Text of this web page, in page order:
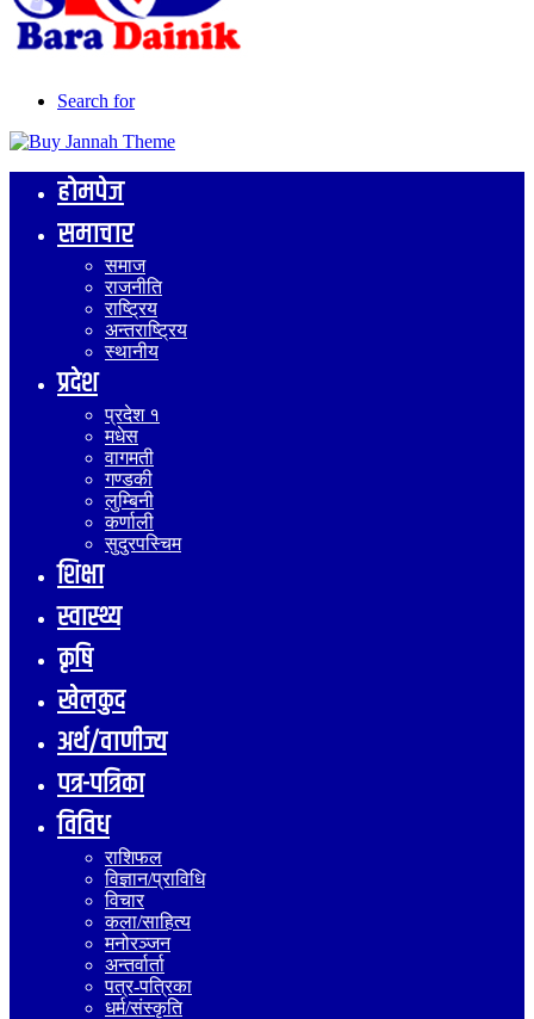
Search for
होमपेज
समाचार
समाज
राजनीति
राष्ट्रिय
अन्तराष्ट्रिय
स्थानीय
प्रदेश
प्रदेश १
मधेस
वागमती
गण्डकी
लुम्बिनी
कर्णाली
सुदुरपस्चिम
शिक्षा
स्वास्थ्य
कृषि
खेलकुद
अर्थ/वाणीज्य
पत्र-पत्रिका
विविध
राशिफल
विज्ञान/प्राविधि
विचार
कला/साहित्य
मनोरञ्जन
अन्तर्वार्ता
पत्र-पत्रिका
धर्म/संस्कृति